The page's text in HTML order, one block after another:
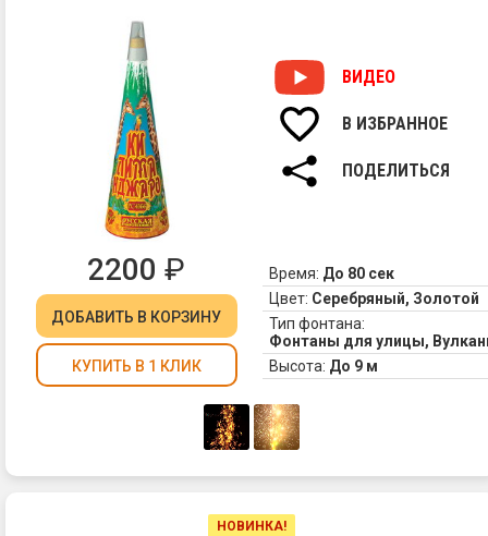
ВИДЕО
В ИЗБРАННОЕ
ПОДЕЛИТЬСЯ
2200 ₽
ДОБАВИТЬ В КОРЗИНУ
КУПИТЬ В 1 КЛИК
Время: До 80 сек
Цвет: Серебряный, Золотой
Тип фонтана:
Фонтаны для улицы,
Высота: До 9 м
НОВИНКА!